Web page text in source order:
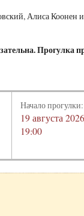
Алиса Коонен
Прогулка
Начало прогулки:
19 августа
19:00